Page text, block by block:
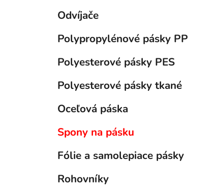
Odvíjače
Polypropylénové pásky PP
Polyesterové pásky PES
Polyesterové pásky tkané
Oceľová páska
Spony na pásku
Fólie a samolepiace pásky
Rohovníky